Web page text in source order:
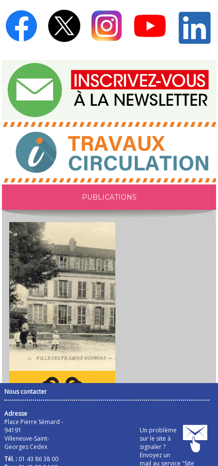
PUBLICATIONS
Nous contacter
Adresse
Place Pierre Sémard -
94191
Villeneuve-Saint-
Georges Cedex
Tél. :01 43 86 38 00
Un problème
sur le site à
signaler ?
Envoyez un
mail au service "Site